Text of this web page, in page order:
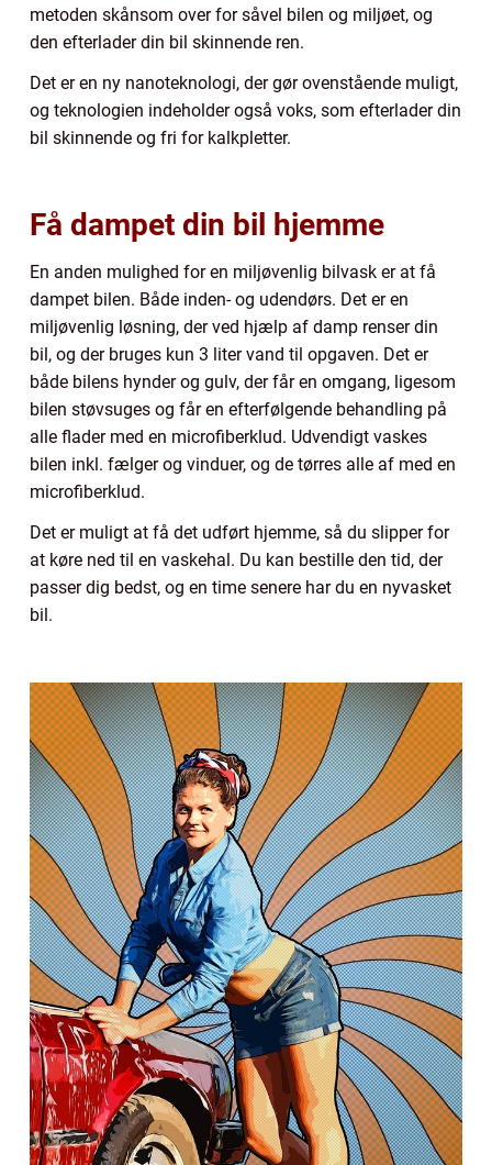
metoden skånsom over for såvel bilen og miljøet, og
den efterlader din bil skinnende ren.
Det er en ny nanoteknologi, der gør ovenstående muligt,
og teknologien indeholder også voks, som efterlader din
bil skinnende og fri for kalkpletter.
Få dampet din bil hjemme
En anden mulighed for en miljøvenlig bilvask er at få
dampet bilen. Både inden- og udendørs. Det er en
miljøvenlig løsning, der ved hjælp af damp renser din
bil, og der bruges kun 3 liter vand til opgaven. Det er
både bilens hynder og gulv, der får en omgang, ligesom
bilen støvsuges og får en efterfølgende behandling på
alle flader med en microfiberklud. Udvendigt vaskes
bilen inkl. fælger og vinduer, og de tørres alle af med en
microfiberklud.
Det er muligt at få det udført hjemme, så du slipper for
at køre ned til en vaskehal. Du kan bestille den tid, der
passer dig bedst, og en time senere har du en nyvasket
bil.